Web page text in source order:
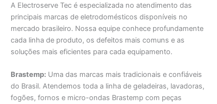
A Electroserve Tec é especializada no atendimento das
principais marcas de eletrodomésticos disponíveis no
mercado brasileiro. Nossa equipe conhece profundamente
cada linha de produto, os defeitos mais comuns e as
soluções mais eficientes para cada equipamento.
Brastemp: Uma das marcas mais tradicionais e confiáveis
do Brasil. Atendemos toda a linha de geladeiras, lavadoras,
fogões, fornos e micro-ondas Brastemp com peças